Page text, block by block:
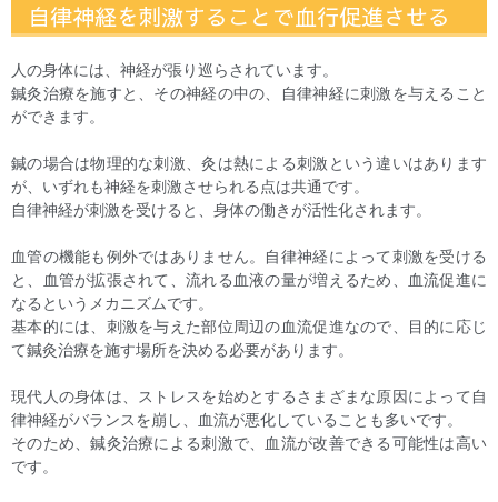
自律神経を刺激することで血行促進させる
人の身体には、神経が張り巡らされています。
鍼灸治療を施すと、その神経の中の、自律神経に刺激を与えること
ができます。
鍼の場合は物理的な刺激、灸は熱による刺激という違いはあります
が、いずれも神経を刺激させられる点は共通です。
自律神経が刺激を受けると、身体の働きが活性化されます。
血管の機能も例外ではありません。自律神経によって刺激を受ける
と、血管が拡張されて、流れる血液の量が増えるため、血流促進に
なるというメカニズムです。
基本的には、刺激を与えた部位周辺の血流促進なので、目的に応じ
て鍼灸治療を施す場所を決める必要があります。
現代人の身体は、ストレスを始めとするさまざまな原因によって自
律神経がバランスを崩し、血流が悪化していることも多いです。
そのため、鍼灸治療による刺激で、血流が改善できる可能性は高い
です。